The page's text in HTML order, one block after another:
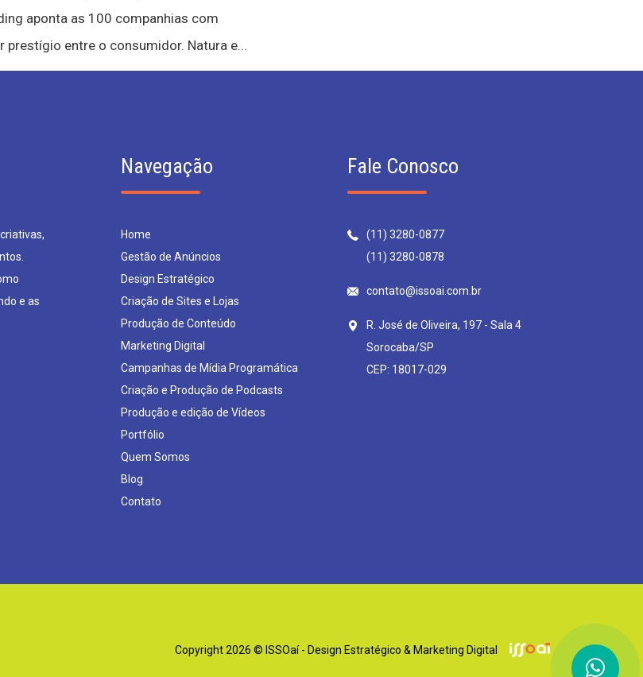
aponta as 100 companhias com
prestígio entre o consumidor. Natura e...
e as
Navegação
Home
Gestão de Anúncios
Design Estratégico
Criação de Sites e Lojas
Produção de Conteúdo
Marketing Digital
Campanhas de Mídia Programática
Criação e Produção de Podcasts
Produção e edição de Vídeos
Portfólio
Quem Somos
Blog
Contato
Fale Conosco
(11) 3280-0877
(11) 3280-0878
contato@issoai.com.br
R. José de Oliveira, 197 - Sala 4
Sorocaba/SP
CEP: 18017-029
Copyright 2026 © ISSOaí - Design Estratégico & Marketing Digital